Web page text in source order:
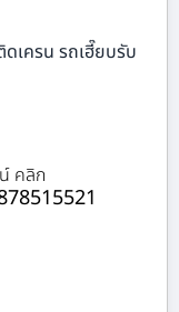
ดเครน รถเฮี๊ยบรับ
คลิก